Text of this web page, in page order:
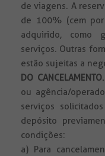
de viagens. A
de 100% (cem
adquirido, como
serviços. Outras
estão sujeitas a
DO CANCELAMENTO.
ou agência/
serviços
depósito
condições:
a) Para